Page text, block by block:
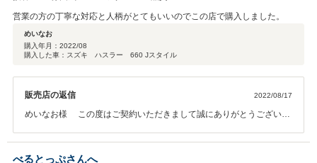
営業の方の丁寧な対応と人柄がとてもいいのでこの店で購入しました。
めいなお
購入年月： 2022/08
購入した車：スズキ ハスラー 660 Jスタイル
販売店の返信 2022/08/17
めいなお様 この度はご契約いただきまして誠にありがとうございま
感謝しております。 何かお困りの際はぜひお気軽にお立ち寄りくださ
い。 今後とも、どうぞ宜しくお願い致します。
べるとっぷさんへ